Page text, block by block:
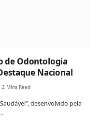
de Odontologia
Nacional
2 Mins Read
desenvolvido pela